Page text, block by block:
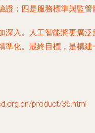
；四是服務標準與監管
入。人工智能將更廣
準化。最終目標，是構
product/36.html